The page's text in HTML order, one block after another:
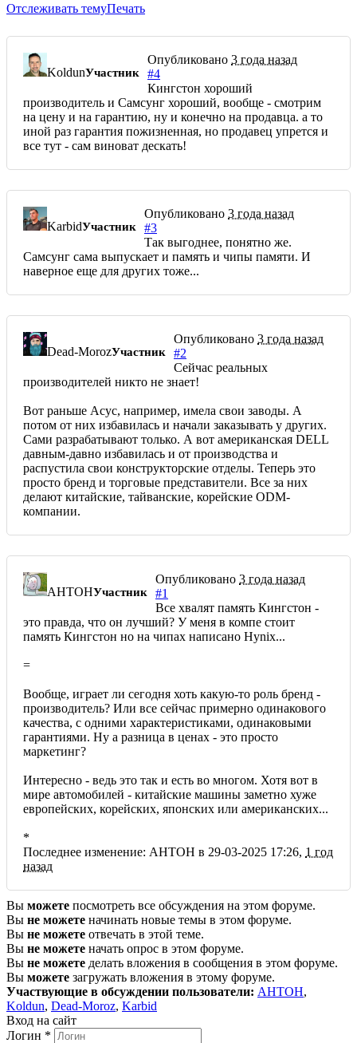
Отслеживать темуПечать
KoldunУчастник
Опубликовано 3 года назад
#4
Кингстон хороший
производитель и Самсунг хороший, вообще - смотрим
на цену и на гарантию, ну и конечно на продавца. а то
иной раз гарантия пожизненная, но продавец упрется и
все тут - сам виноват дескать!
KarbidУчастник
Опубликовано 3 года назад
#3
Так выгоднее, понятно же.
Самсунг сама выпускает и память и чипы памяти. И
наверное еще для других тоже...
Dead-MorozУчастник
Опубликовано 3 года назад
#2
Сейчас реальных
производителей никто не знает!
Вот раньше Асус, например, имела свои заводы. А
потом от них избавилась и начали заказывать у других.
Сами разрабатывают только. А вот американская DELL
давным-давно избавилась и от производства и
распустила свои конструкторские отделы. Теперь это
просто бренд и торговые представители. Все за них
делают китайские, тайванские, корейские ODM-
компании.
AHTOHУчастник
Опубликовано 3 года назад
#1
Все хвалят память Кингстон -
это правда, что он лучший? У меня в компе стоит
память Кингстон но на чипах написано Hynix...
=
Вообще, играет ли сегодня хоть какую-то роль бренд -
производитель? Или все сейчас примерно одинакового
качества, с одними характеристиками, одинаковыми
гарантиями. Ну а разница в ценах - это просто
маркетинг?
Интересно - ведь это так и есть во многом. Хотя вот в
мире автомобилей - китайские машины заметно хуже
европейских, корейских, японских или американских...
*
Последнее изменение: AHTOH в 29-03-2025 17:26, 1 год
назад
Вы можете посмотреть все обсуждения на этом форуме.
Вы не можете начинать новые темы в этом форуме.
Вы не можете отвечать в этой теме.
Вы не можете начать опрос в этом форуме.
Вы не можете делать вложения в сообщения в этом форуме.
Вы можете загружать вложения в этому форуме.
Участвующие в обсуждении пользователи: AHTOH,
Koldun, Dead-Moroz, Karbid
Вход на сайт
Логин *